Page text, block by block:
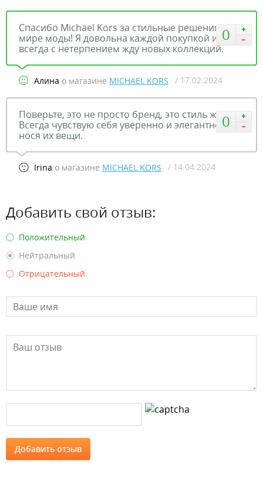
0
Спасибо Michael Kors за стильные решения в
мире моды! Я довольна каждой покупкой и
всегда с нетерпением жду новых коллекций.
Алина о магазине MICHAEL KORS / 17.02.2024
0
Поверьте, это не просто бренд, это стиль жизни.
Всегда чувствую себя уверенно и элегантно,
нося их вещи.
Irina о магазине MICHAEL KORS / 14.04.2024
Добавить свой отзыв:
Положительный
Нейтральный
Отрицательный